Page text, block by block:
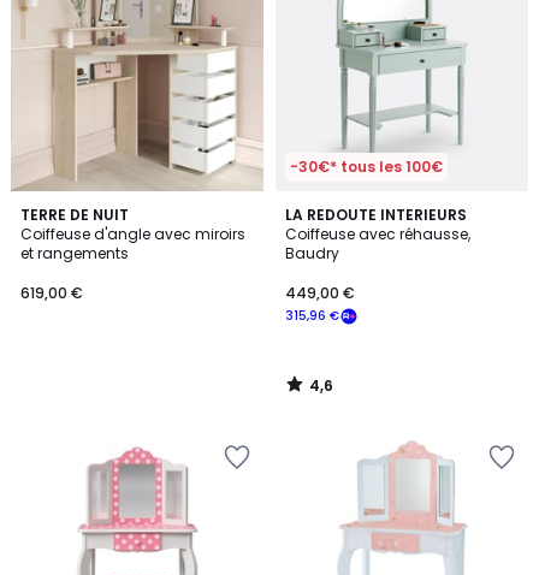
TERRE DE NUIT
Coiffeuse d'angle avec miroirs
et rangements
619,00 €
-30€* tous les 100€
LA REDOUTE INTERIEURS
Coiffeuse avec réhausse,
Baudry
315,96 €
449,00 €
4,6
/ 5
4,6
/